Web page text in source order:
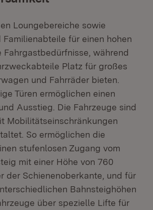
Loungebereiche sowie
Familienabteile für einen hohen
während
Platz für großes
und Fahrräder bieten.
Türen ermöglichen einen
Ausstieg. Die Fahrzeuge sind
Mobilitätseinschränkungen
So ermöglichen die
stufenlosen Zugang vom
mit einer Höhe von 760
der Schienenoberkante, und für
Bahnsteighöhen
über spezielle Lifte für